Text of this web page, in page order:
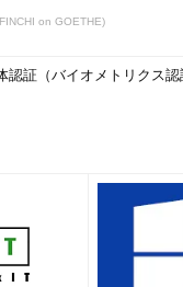
on GOETHE)
認証（バイオメトリクス認